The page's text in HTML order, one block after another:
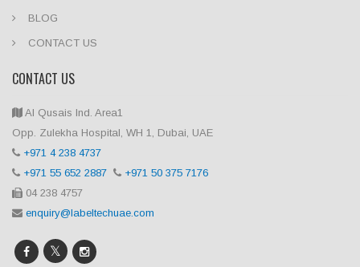
BLOG
CONTACT US
CONTACT US
Al Qusais Ind. Area1
Opp. Zulekha Hospital, WH 1, Dubai, UAE
+971 4 238 4737
+971 55 652 2887
+971 50 375 7176
04 238 4757
enquiry@labeltechuae.com